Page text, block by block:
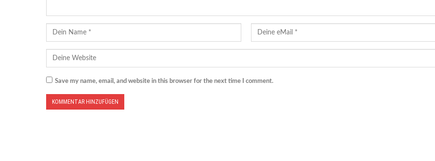
Save my name, email, and website in this browser for the next time I comment.